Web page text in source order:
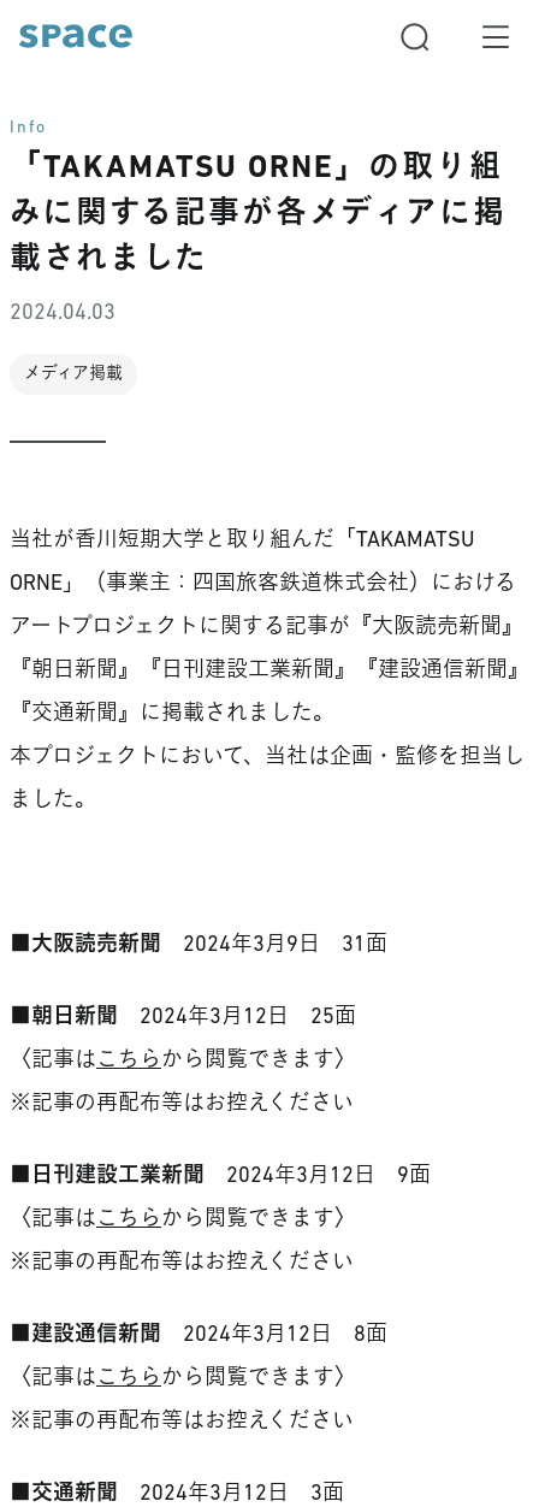
Info
「TAKAMATSU ORNE」の取り組
みに関する記事が各メディアに掲
載されました
2024.04.03
メディア掲載
当社が香川短期大学と取り組んだ「TAKAMATSU
ORNE」（事業主：四国旅客鉄道株式会社）における
アートプロジェクトに関する記事が『大阪読売新聞』
『朝日新聞』『日刊建設工業新聞』『建設通信新聞』
『交通新聞』に掲載されました。
本プロジェクトにおいて、当社は企画・監修を担当し
ました。
■大阪読売新聞 2024年3月9日 31面
■朝日新聞 2024年3月12日 25面
〈記事は こちら から閲覧できます〉
※記事の再配布等はお控えください
■日刊建設工業新聞 2024年3月12日 9面
〈記事は こちら から閲覧できます〉
※記事の再配布等はお控えください
■建設通信新聞 2024年3月12日 8面
〈記事は こちら から閲覧できます〉
※記事の再配布等はお控えください
■交通新聞 2024年3月12日 3面